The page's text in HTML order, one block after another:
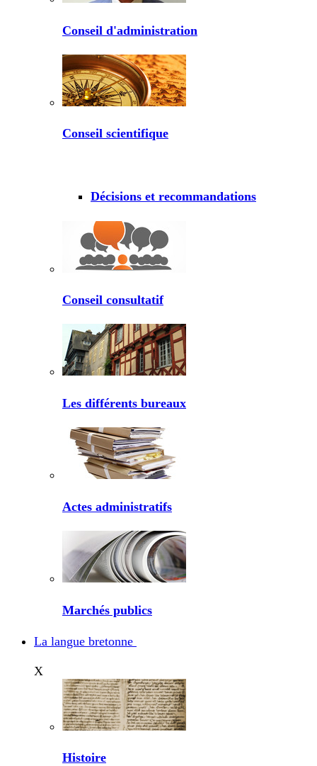
Conseil d'administration
Conseil scientifique
Décisions et recommandations
Conseil consultatif
Les différents bureaux
Actes administratifs
Marchés publics
La langue bretonne
X
Histoire